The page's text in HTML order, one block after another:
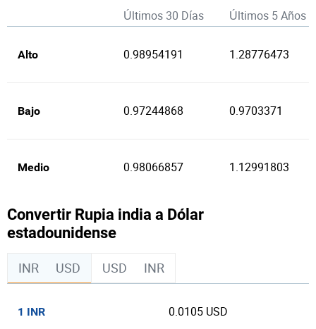
Últimos 30 Días Últimos 5 Años
Alto 0.98954191 1.28776473
Bajo 0.97244868 0.9703371
Medio 0.98066857 1.12991803
Convertir Rupia india a Dólar
estadounidense
INR USD USD INR
1 INR 0.0105 USD